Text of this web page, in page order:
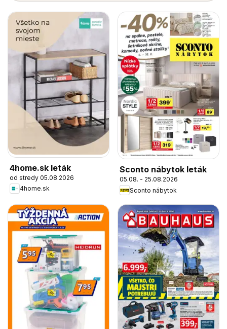
4home.sk leták
od stredy 05.08.2026
4home.sk
Sconto nábytok leták
05.08. - 25.08.2026
Sconto nábytok